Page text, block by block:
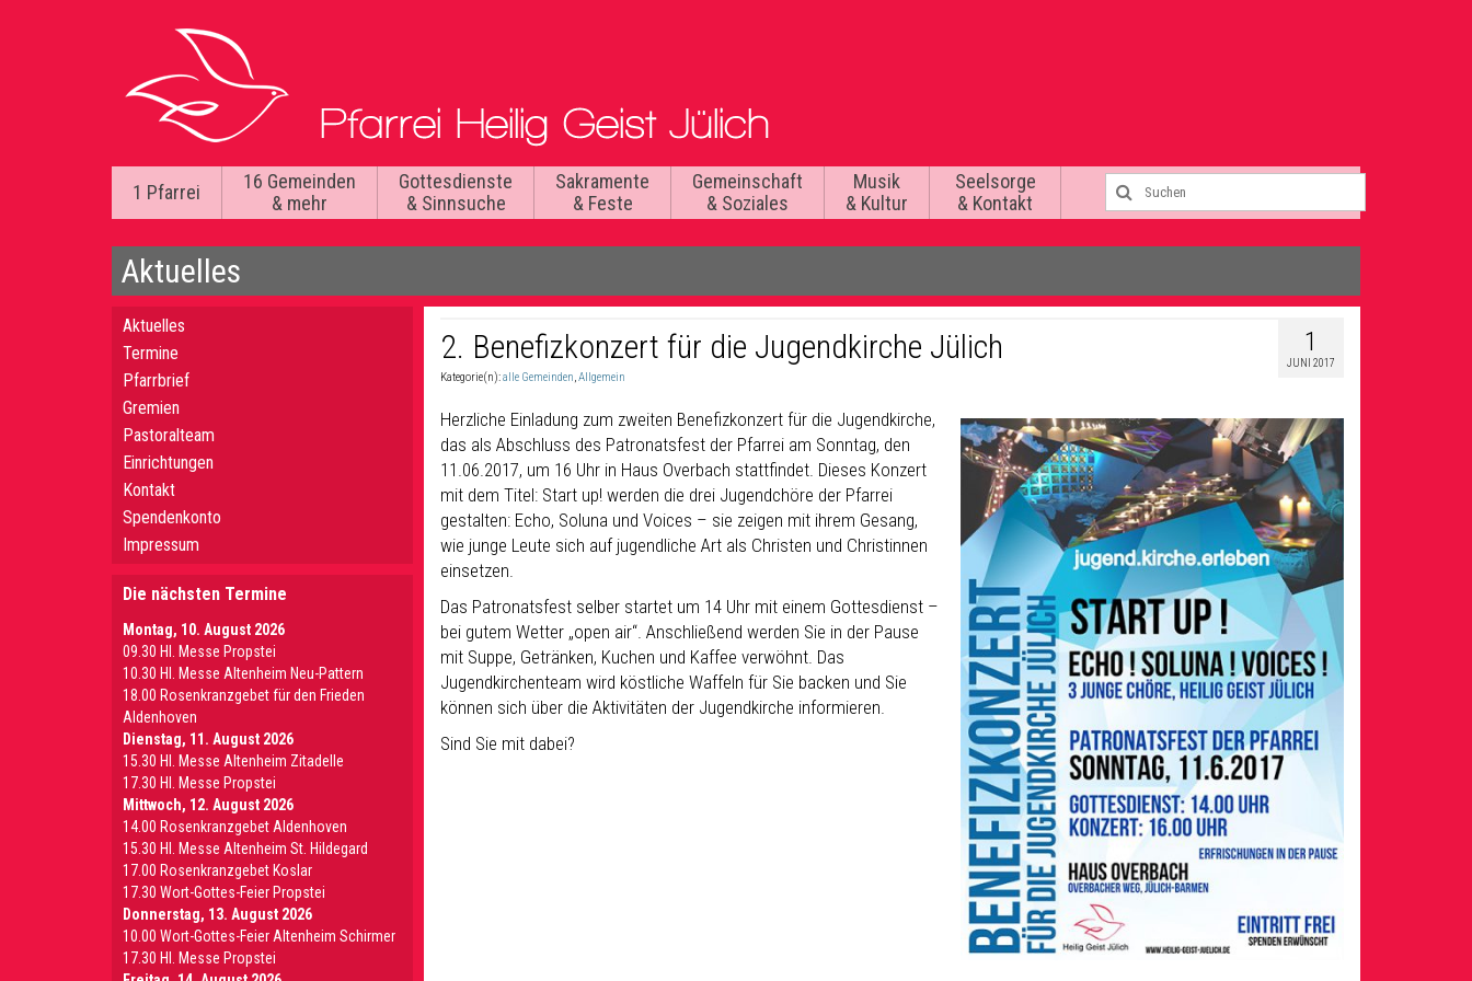
1 Pfarrei
16 Gemeinden
& mehr
Gottesdienste
& Sinnsuche
Sakramente
& Feste
Gemeinschaft
& Soziales
Musik
& Kultur
Seelsorge
& Kontakt
Aktuelles
1
JUNI 2017
2. Benefizkonzert für die Jugendkirche Jülich
Kategorie(n):alle Gemeinden,Allgemein
Herzliche Einladung zum zweiten Benefizkonzert für die Jugendkirche,
das als Abschluss des Patronatsfest der Pfarrei am Sonntag, den
11.06.2017, um 16 Uhr in Haus Overbach stattfindet. Dieses Konzert
mit dem Titel: Start up! werden die drei Jugendchöre der Pfarrei
gestalten: Echo, Soluna und Voices – sie zeigen mit ihrem Gesang,
wie junge Leute sich auf jugendliche Art als Christen und Christinnen
einsetzen.
Das Patronatsfest selber startet um 14 Uhr mit einem Gottesdienst –
bei gutem Wetter „open air“. Anschließend werden Sie in der Pause
mit Suppe, Getränken, Kuchen und Kaffee verwöhnt. Das
Jugendkirchenteam wird köstliche Waffeln für Sie backen und Sie
können sich über die Aktivitäten der Jugendkirche informieren.
Sind Sie mit dabei?
Aktuelles
Termine
Pfarrbrief
Gremien
Pastoralteam
Einrichtungen
Kontakt
Spendenkonto
Impressum
Die nächsten Termine
Montag, 10. August 2026
09.30 Hl. Messe Propstei
10.30 Hl. Messe Altenheim Neu-Pattern
18.00 Rosenkranzgebet für den Frieden
Aldenhoven
Dienstag, 11. August 2026
15.30 Hl. Messe Altenheim Zitadelle
17.30 Hl. Messe Propstei
Mittwoch, 12. August 2026
14.00 Rosenkranzgebet Aldenhoven
15.30 Hl. Messe Altenheim St. Hildegard
17.00 Rosenkranzgebet Koslar
17.30 Wort-Gottes-Feier Propstei
Donnerstag, 13. August 2026
10.00 Wort-Gottes-Feier Altenheim Schirmer
17.30 Hl. Messe Propstei